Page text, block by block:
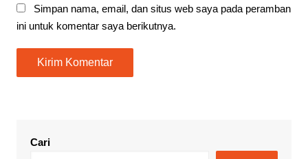
Simpan nama, email, dan situs web saya pada peramban
ini untuk komentar saya berikutnya.
Cari